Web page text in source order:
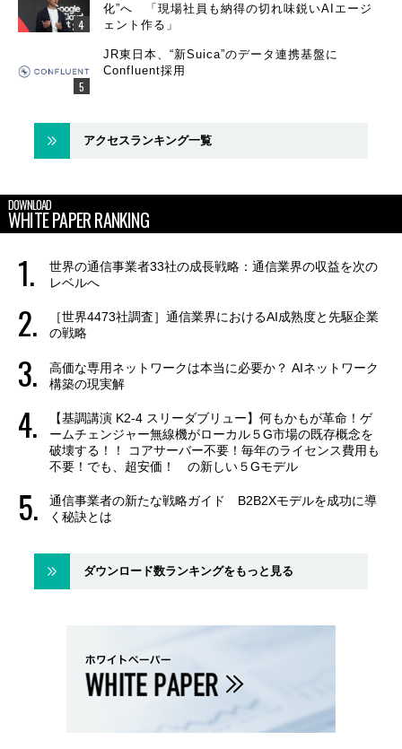
化”へ 「現場社員も納得の切れ味鋭いAIエージ
ェント作る」
JR東日本、“新Suica”のデータ連携基盤に
Confluent採用
アクセスランキング一覧
DOWNLOAD
WHITE PAPER RANKING
世界の通信事業者33社の成長戦略：通信業界の収益を次の
レベルへ
［世界4473社調査］通信業界におけるAI成熟度と先駆企業
の戦略
高価な専用ネットワークは本当に必要か？ AIネットワーク
構築の現実解
【基調講演 K2-4 スリーダブリュー】何もかもが革命！ゲ
ームチェンジャー無線機がローカル５G市場の既存概念を
破壊する！！ コアサーバー不要！毎年のライセンス費用も
不要！でも、超安価！ の新しい５Gモデル
通信事業者の新たな戦略ガイド B2B2Xモデルを成功に導
く秘訣とは
ダウンロード数ランキングをもっと見る